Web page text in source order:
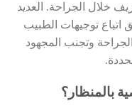
خلال الجراحة. العديد
توجيهات الطبيب
وتجنب المجهود
بالمنظار؟